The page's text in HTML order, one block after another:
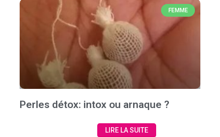
FEMME
Perles détox: intox ou arnaque ?
LIRE LA SUITE